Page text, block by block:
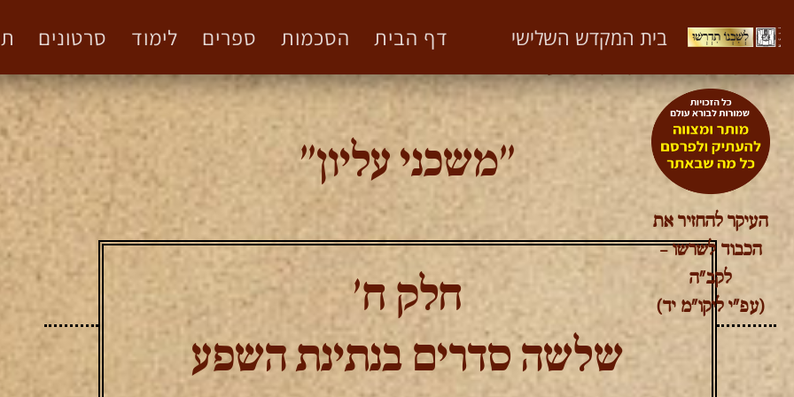
בית המקדש השלישי דף הבית הסכמות ספרים לימוד סרטונים
העיקר להחזיר את
הכבוד לשרשו –
לקב"ה
(עפ"י ליקו"מ יד)
מאמר משכני עליון
חלק ח'
"משכני עליון"
חלק ח'
שלשה סדרים בנתינת השפע